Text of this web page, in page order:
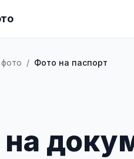
/ Фото на паспорт